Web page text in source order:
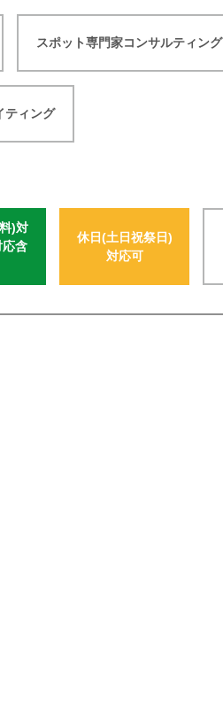
スポット専門家コンサルティング
ティング
)対
応含
休日(土日祝祭日)
対応可